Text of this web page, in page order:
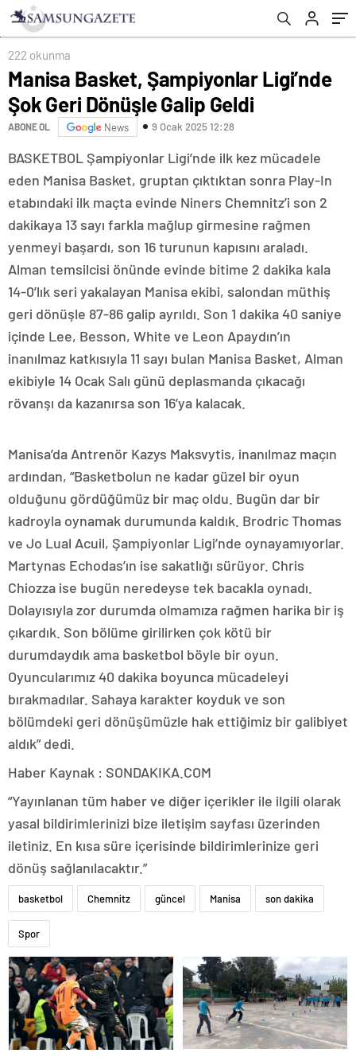
222 okunma
Manisa Basket, Şampiyonlar Ligi’nde
Şok Geri Dönüşle Galip Geldi
ABONE OL News 9 Ocak 2025 12:28
BASKETBOL Şampiyonlar Ligi’nde ilk kez mücadele
eden Manisa Basket, gruptan çıktıktan sonra Play-In
etabındaki ilk maçta evinde Niners Chemnitz’i son 2
dakikaya 13 sayı farkla mağlup girmesine rağmen
yenmeyi başardı, son 16 turunun kapısını araladı.
Alman temsilcisi önünde evinde bitime 2 dakika kala
14-0’lık seri yakalayan Manisa ekibi, salondan müthiş
geri dönüşle 87-86 galip ayrıldı. Son 1 dakika 40 saniye
içinde Lee, Besson, White ve Leon Apaydın’ın
inanılmaz katkısıyla 11 sayı bulan Manisa Basket, Alman
ekibiyle 14 Ocak Salı günü deplasmanda çıkacağı
rövanşı da kazanırsa son 16’ya kalacak.
Manisa’da Antrenör Kazys Maksvytis, inanılmaz maçın
ardından, “Basketbolun ne kadar güzel bir oyun
olduğunu gördüğümüz bir maç oldu. Bugün dar bir
kadroyla oynamak durumunda kaldık. Brodric Thomas
ve Jo Lual Acuil, Şampiyonlar Ligi’nde oynayamıyorlar.
Martynas Echodas’ın ise sakatlığı sürüyor. Chris
Chiozza ise bugün neredeyse tek bacakla oynadı.
Dolayısıyla zor durumda olmamıza rağmen harika bir iş
çıkardık. Son bölüme girilirken çok kötü bir
durumdaydık ama basketbol böyle bir oyun.
Oyuncularımız 40 dakika boyunca mücadeleyi
bırakmadılar. Sahaya karakter koyduk ve son
bölümdeki geri dönüşümüzle hak ettiğimiz bir galibiyet
aldık” dedi.
Haber Kaynak : SONDAKIKA.COM
“Yayınlanan tüm haber ve diğer içerikler ile ilgili olarak
yasal bildirimlerinizi bize iletişim sayfası üzerinden
iletiniz. En kısa süre içerisinde bildirimlerinize geri
dönüş sağlanılacaktır.”
basketbol Chemnitz güncel Manisa son dakika
Spor